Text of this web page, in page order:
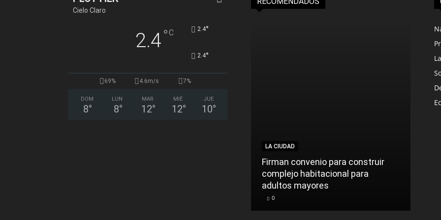
Cielo Claro
2.4°C 2.4°
2.4°
69% 4.6m/s 7%
DOM
8°
LUN
8°
MAR
12°
MIÉ
12°
JUE
10°
LA CIUDAD
Firman convenio para construir
complejo habitacional para
adultos mayores
0